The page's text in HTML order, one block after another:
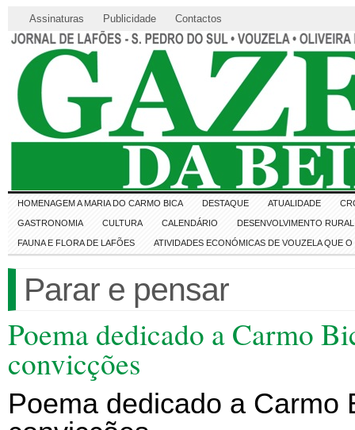
Assinaturas Publicidade Contactos
HOMENAGEM A MARIA DO CARMO BICA DESTAQUE ATUALIDADE
GASTRONOMIA CULTURA CALENDÁRIO DESENVOLVIMENTO RURAL
FAUNA E FLORA DE LAFÕES ATIVIDADES ECONÓMICAS DE VOUZELA QUE
Parar e pensar
Poema dedicado a Carmo
convicções
Poema dedicado a Carmo